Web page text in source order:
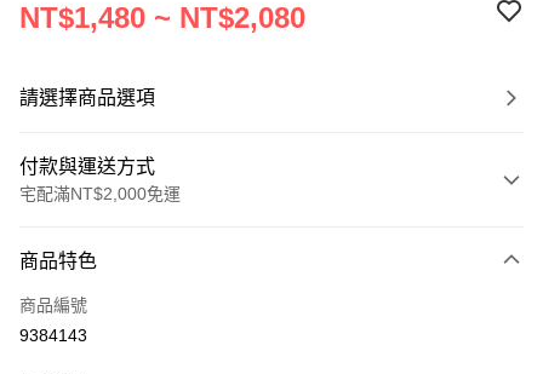
NT$1,480 ~ NT$2,080
請選擇商品選項
付款與運送方式
宅配滿NT$2,000免運
信用卡一次付款
信用卡分期付款
商品特色
商品編號
9384143